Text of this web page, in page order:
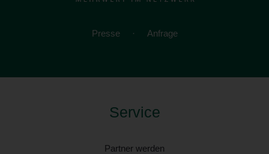
Presse Anfrage
Service
Partner werden